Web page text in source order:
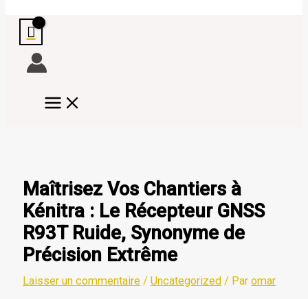
Maîtrisez Vos Chantiers à
Kénitra : Le Récepteur GNSS
R93T Ruide, Synonyme de
Précision Extrême
Laisser un commentaire /Uncategorized / Paromar